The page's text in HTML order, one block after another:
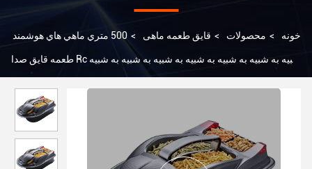
خونه > محصولات > قایق طعمه ماهی > 500 متري ماهي هاي هوشمند
طعمه قايق صدا Rc شبيه به شبيه به شبيه به شبيه به شبيه به شبيه به شبيه
به شبيه به شبيه به شبيه به شبيه به شبيه به شبيه به شبيه به شبيه به شبيه
به شبيه به شبيه به شبيه به شبيه به شبيه به شبيه به شبيه به شبيه